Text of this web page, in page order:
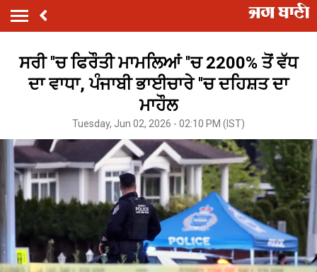
ਸਰੀ ''ਚ ਫਿਰੌਤੀ ਮਾਮਲਿਆਂ ''ਚ 2200% ਤੋਂ ਵੱਧ
ਦਾ ਵਾਧਾ, ਪੰਜਾਬੀ ਭਾਈਚਾਰੇ ''ਚ ਦਹਿਸ਼ਤ ਦਾ
ਮਾਹੌਲ
Tuesday, Jun 02, 2026 - 02:10 PM (IST)